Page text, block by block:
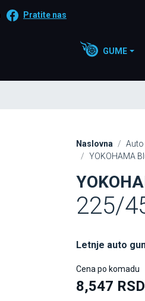
Pratite nas
GUME
Naslovna
YOKOHAMA
225/
Letnje auto
Cena po komadu
8,547 RSD